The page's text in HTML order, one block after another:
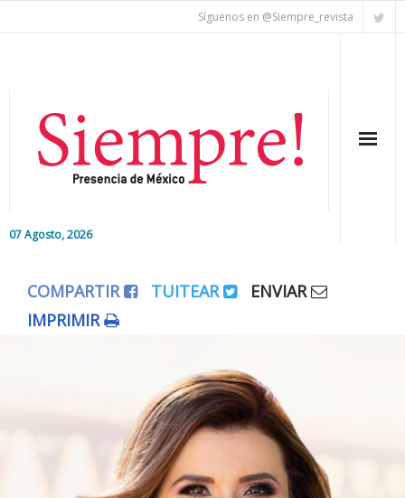
Síguenos en @Siempre_revista
07 Agosto, 2026
Editorial
Internacional
COMPARTIR TUITEAR
ENVIAR
IMPRIMIR